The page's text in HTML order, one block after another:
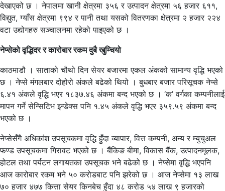
देखाएको छ । नेपालमा खानी क्षेत्रमा ३५६ र उत्पादन क्षेत्रमा ५६ हजार ६११,
विद्युत, ग्याँस क्षेत्रमा ९९४ र पानी तथा यसको वितरणका क्षेत्रमा २ हजार २२४
वटा उद्योगहरु सञ्चालनमा रहेको पाइएको छ ।
नेप्सेको वृद्धिदर र कारोबार रकम दुबै खुम्चियो
काठमाडौ । साताको चौथो दिन सेयर बजारमा एकल अंकको सामान्य वृद्धि भएको
छ । नेप्से मंगलबार दोहोरो अंकले बढेको थियो । बुधबार बजार परिसूचक नेप्से
६.४१ अंकले वृद्धि भएर १८३७.४६ अंकमा बन्द भएको छ । ‘क’ वर्गका कम्पनीलाई
मापन गर्ने सेन्सिटिभ इन्डेक्स पनि १.४५ अंकले वृद्धि भएर ३५९.५९ अंकमा बन्द
भएको छ ।
नेप्सेसँगै अधिकांश उपसूचकमा वृद्धि हुँदा व्यापार, वित्त कम्पनी, अन्य र म्युचुअल
फण्ड उपसूचकमा गिरावट भएको छ । बैंकिङ बीमा, विकास बैंक, उत्पादनमूलक,
होटल तथा पर्यटन लगायतका उपसूचक भने बढेको छ । नेप्सेमा वृद्धि भएपनि
आज कारोबार रकम भने ५० करोडबाट पनि झरेको छ । आज नेप्सेमा १३ लाख
७० हजार ४७७ कित्ता सेयर किनबेच हुँदा ४८ करोड ५४ लाख ९ हजारको